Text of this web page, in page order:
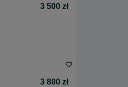
3 500 zł
3 800 zł